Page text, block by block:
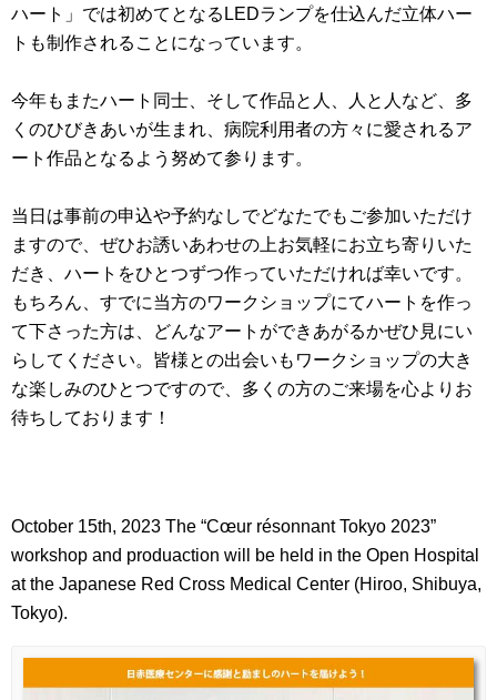
ハート」では初めてとなるLEDランプを仕込んだ立体ハー
トも制作されることになっています。
今年もまたハート同士、そして作品と人、人と人など、多
くのひびきあいが生まれ、病院利用者の方々に愛されるア
ート作品となるよう努めて参ります。
当日は事前の申込や予約なしでどなたでもご参加いただけ
ますので、ぜひお誘いあわせの上お気軽にお立ち寄りいた
だき、ハートをひとつずつ作っていただければ幸いです。
もちろん、すでに当方のワークショップにてハートを作っ
て下さった方は、どんなアートができあがるかぜひ見にい
らしてください。皆様との出会いもワークショップの大き
な楽しみのひとつですので、多くの方のご来場を心よりお
待ちしております！
October 15th, 2023 The “Cœur résonnant Tokyo 2023”
workshop and produaction will be held in the Open Hospital
at the Japanese Red Cross Medical Center (Hiroo, Shibuya,
Tokyo).